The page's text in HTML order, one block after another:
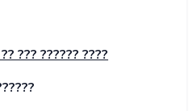
??? ?????? ????